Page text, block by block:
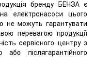
бренду БЕНЗА є
електронасоси цього
не можуть гарантувати
перевагою продукції
сервісного центру з
або післягарантійного